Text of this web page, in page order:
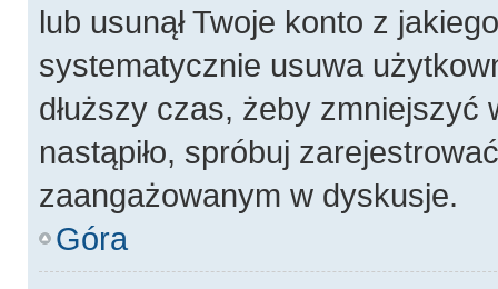
lub usunął Twoje konto z
systematycznie usuwa
dłuższy czas, żeby
nastąpiło, spróbuj
zaangażowanym w dyskusje.
Góra